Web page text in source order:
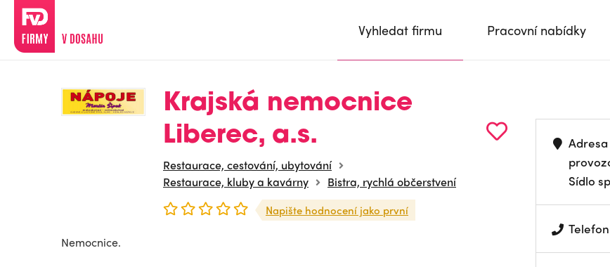
Vyhledat firmu Pracovní nabídky
Krajská nemocnice
Liberec, a.s.
Restaurace, cestování, ubytování
Restaurace, kluby a kavárny
Bistra, rychlá občerstvení
Napište hodnocení jako první
Nemocnice.
Adresa
Sídlo
Telefon